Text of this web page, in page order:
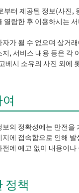
부터 제공된 정보(사진
열람한 후 이용하시는
가 될 수 없으며 상거
, 서비스 내용 등은 각
베시 소유의 사진 외
의 정확성에는 만전
에 접속함으로 인해
에 예고 없이 내용이
정책